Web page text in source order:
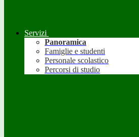
Servizi
Panoramica
Famiglie e studenti
Personale scolastico
Percorsi di studio